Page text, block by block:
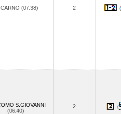
(07.38) 2
S.GIOVANNI
(06.40)
2